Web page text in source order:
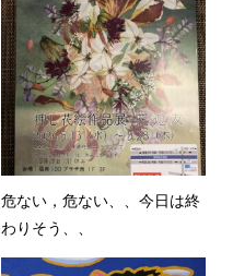
危ない，危ない、、今日は終
わりそう、、